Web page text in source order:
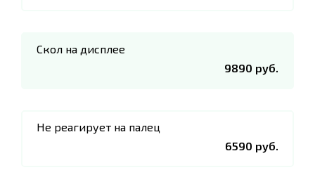
Скол на дисплее
9890 руб.
Не реагирует на палец
6590 руб.